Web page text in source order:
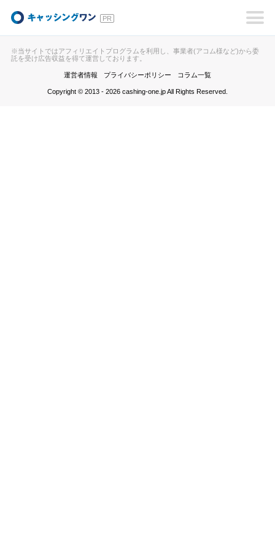
キャッシングワン
※当サイトではアフィリエイトプログラムを利用し、事業者(アコム様など)から委
託を受け広告収益を得て運営しております。
運営者情報 プライバシーポリシー コラム一覧
Copyright © 2013 - 2026 cashing-one.jp All Rights Reserved.